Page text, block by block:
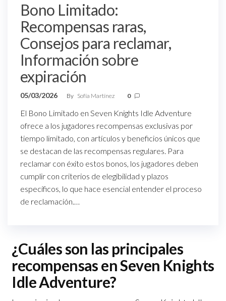
Bono Limitado:
Recompensas raras,
Consejos para reclamar,
Información sobre
expiración
05/03/2026 By Sofía Martínez 0
El Bono Limitado en Seven Knights Idle Adventure
ofrece a los jugadores recompensas exclusivas por
tiempo limitado, con artículos y beneficios únicos que
se destacan de las recompensas regulares. Para
reclamar con éxito estos bonos, los jugadores deben
cumplir con criterios de elegibilidad y plazos
específicos, lo que hace esencial entender el proceso
de reclamación.…
¿Cuáles son las principales
recompensas en Seven Knights
Idle Adventure?